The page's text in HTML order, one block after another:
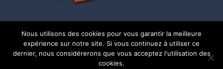
Nous utilisons des cookies pour vous garantir la meilleure
expérience sur notre site. Si vous continuez à utiliser ce
dernier, nous considérerons que vous acceptez l'utilisation des
cookies.